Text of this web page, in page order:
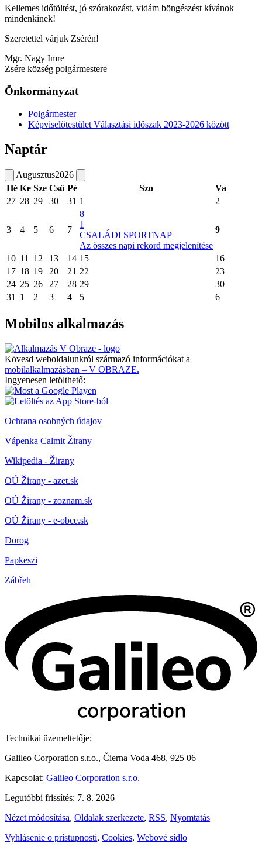
Kellemes időtöltést, jó szórakozást, vidám böngészést kívánok
mindenkinek!
Szeretettel várjuk Zsérén!
Mgr. Nagy Imre
Zsére község polgármestere
Önkormányzat
Polgármester
Képviselőtestület Választási időszak 2023-2026 között
Naptár
Augusztus2026
Hé Ke Sze Csü Pé Szo
Va
27 28 29 30 31 1 2
3 4 5 6 7
8
1
CSALÁDI SPORTNAP
Az összes napi rekord megjelenítése
9
10 11 12 13 14 15
16
17 18 19 20 21 22
23
24 25 26 27 28 29
30
31
1 2 3 4 5 6
Mobilos alkalmazás
Kövesd weboldalunkról származó információkat a
mobilalkalmazásban – V OBRAZE.
Ingyenesen letölthető:
Ochrana osobných údajov
Vápenka Calmit Žirany
Wikipedia - Žirany
OÚ Žirany - azet.sk
OÚ Žirany - zoznam.sk
OÚ Žirany - e-obce.sk
Dorog
Papkeszi
Zábřeh
Technikai üzemeltetője:
Galileo Corporation s.r.o., Čierna Voda 468, 925 06
Kapcsolat: Galileo Corporation s.r.o.
Legutóbbi frissítés: 7. 8. 2026
Nézet módosítása, Oldalak szerkezete, RSS, Nyomtatás
Vyhlásenie o prístupnosti, Cookies, Webové sídlo